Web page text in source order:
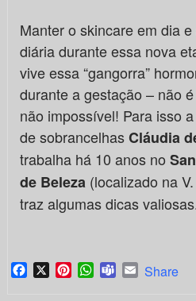
Manter o skincare em dia
diária durante essa nova
vive essa “gangorra”
durante a gestação – não
não impossível! Para isso
de sobrancelhasCláudia
trabalha há 10 anos no
de Beleza (localizado na
traz algumas dicas
Facebook
X PinterestWhatsApp
TeamsEmail
Share